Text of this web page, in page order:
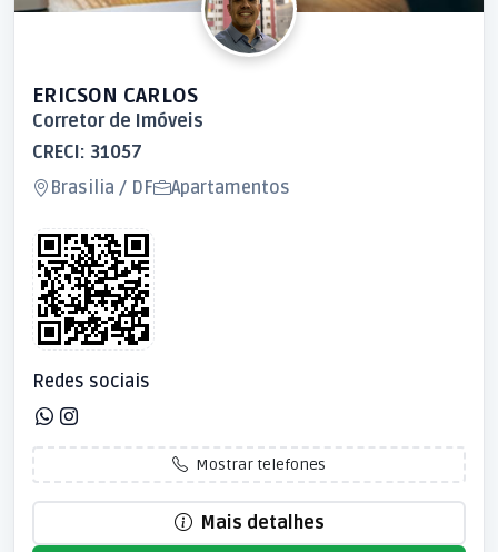
ERICSON CARLOS
Corretor de Imóveis
CRECI: 31057
Brasilia / DF
Apartamentos
Redes sociais
Mostrar telefones
Mais detalhes